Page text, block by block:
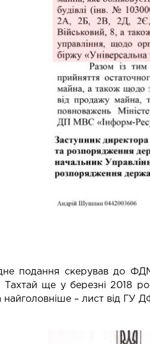
подання скерував до
Тахтай ще у березні 2018
найголовніше – лист від ГУ